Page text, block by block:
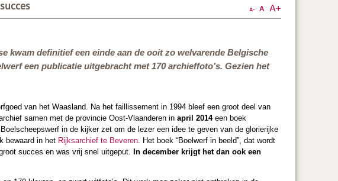
kwam definitief een einde aan de ooit zo welvarende Belgische
een publicatie uitgebracht met 170 archieffoto’s. Gezien het
van het Waasland. Na het faillissement in 1994 bleef een groot deel van
samen met de provincie Oost-Vlaanderen in april 2014een boek
in de kijker zet om de lezer een idee te geven van de glorierijke
bewaard in het Rijksarchief te Beveren. Het boek “Boelwerf in beeld”, dat wordt
succes en was vrij snel uitgeput. In december krijgt het dan ook een